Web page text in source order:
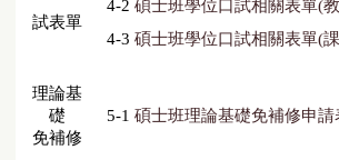
試表單
4-2碩士班學位口試相關表單(
4-3碩士班學位口試相關表單(
理論基
礎
免補修
5-1碩士班理論基礎免補修申請